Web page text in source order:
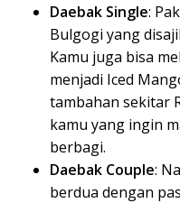
Daebak Single:
Bulgogi yang
Kamu juga bisa
menjadi Iced
tambahan sekitar
kamu yang ingin
berbagi.
Daebak Couple:
berdua dengan